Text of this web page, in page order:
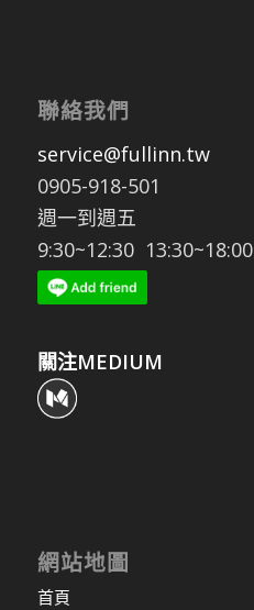
聯絡我們
service@fullinn.tw
0905-918-501
週一到週五
9:30~12:30 13:30~18:00
關注MEDIUM
網站地圖
首頁